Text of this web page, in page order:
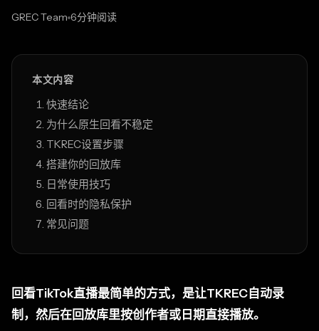
GREC Team 6分钟阅读
Mar 30, 2026
本文内容
快速结论
为什么原生回看不稳定
TKREC设置步骤
搭建你的回放库
日常使用技巧
回看时的隐私保护
常见问题
回看TikTok直播最简单的方式，是让TKREC自动录
制，然后在回放库里按创作者或日期直接播放。